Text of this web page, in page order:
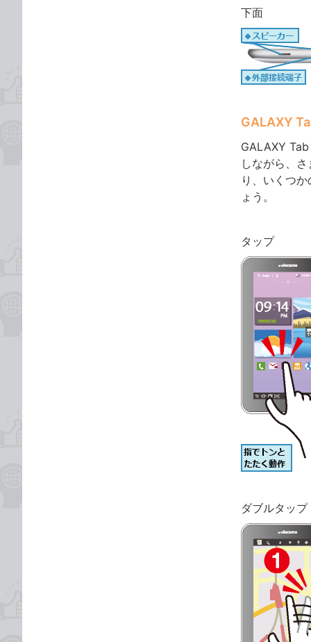
下面
GALAXY
GALAXY
しながら、
り、いくつ
ょう。
タップ
ダブルタップ